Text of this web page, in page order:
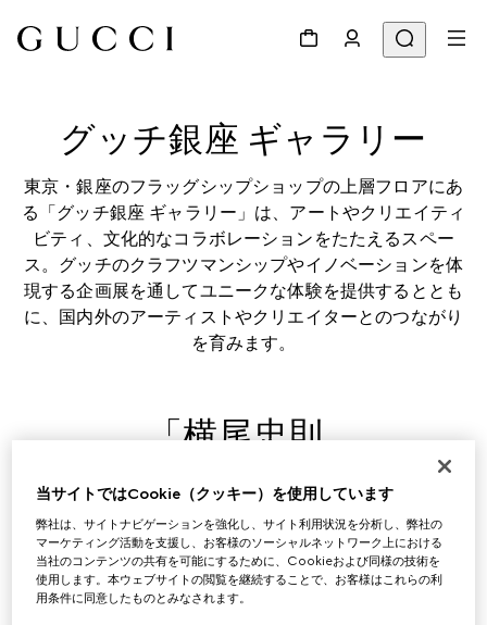
グッチ銀座 ギャラリー
東京・銀座のフラッグシップショップの上層フロアにあ
る「グッチ銀座 ギャラリー」は、アートやクリエイティ
ビティ、文化的なコラボレーションをたたえるスペー
ス。グッチのクラフツマンシップやイノベーションを体
現する企画展を通してユニークな体験を提供するととも
に、国内外のアーティストやクリエイターとのつながり
を育みます。
「横尾忠則
未完の自画像 - 私への旅」
日本を代表するアーティスト 横尾忠則氏とのダイナミ
ックで創造的なコラボレーション
「未完」「旅」「自画像」をテーマとする作品を中心
当サイトではCookie（クッキー）を使用しています
弊社は、サイトナビゲーションを強化し、サイト利用状況を分析し、弊社の
マーケティング活動を支援し、お客様のソーシャルネットワーク上における
当社のコンテンツの共有を可能にするために、Cookieおよび同様の技術を
使用します。本ウェブサイトの閲覧を継続することで、お客様はこれらの利
用条件に同意したものとみなされます。